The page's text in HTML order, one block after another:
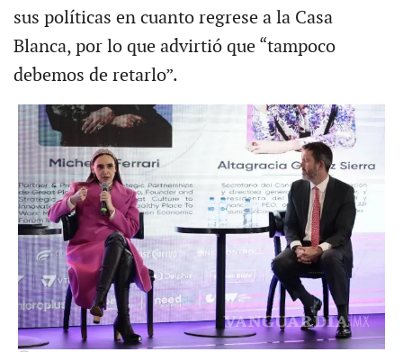
sus políticas en cuanto regrese a la Casa
Blanca, por lo que advirtió que “tampoco
debemos de retarlo”.